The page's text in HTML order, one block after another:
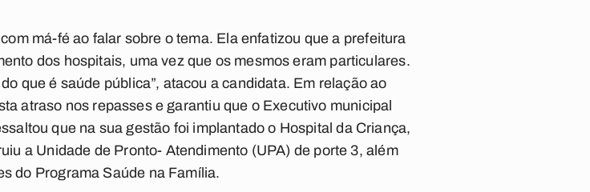
má-fé ao falar sobre o tema. Ela enfatizou que a prefeitura
dos hospitais, uma vez que os mesmos eram particulares.
que é saúde pública”, atacou a candidata. Em relação ao
atraso nos repasses e garantiu que o Executivo municipal
que na sua gestão foi implantado o Hospital da Criança,
a Unidade de Pronto- Atendimento (UPA) de porte 3, além
do Programa Saúde na Família.